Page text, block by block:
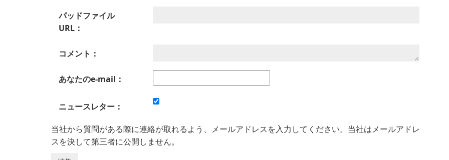
パッドファイル
URL：
コメント：
あなたのe-mail：
ニュースレター：
当社から質問がある際に連絡が取れるよう、メールアドレスを入力してください。当社はメールアドレ
スを決して第三者に公開しません。